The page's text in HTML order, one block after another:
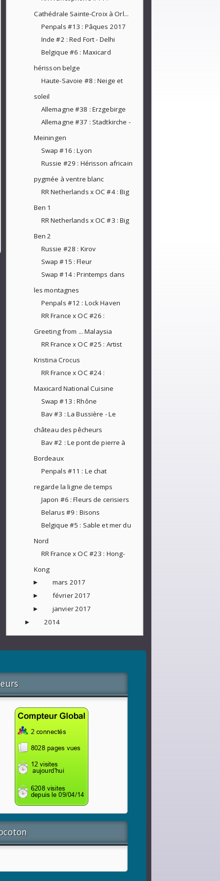
Cathédrale Sainte-Croix à Orl...
Penpals #13 : Pâques 2017
Inde #2 : Red Fort - Delhi
Belgique #6 : Maxicard
hérisson belge
Haute-Savoie #8 : Neige et
soleil
Allemagne #38 : Erzgebirge
Allemagne #37 : Stadtkirche -
Meiningen
Swap #16 : Lyon
Russie #29 : Hérisson africain
pygmée à ventre blanc
RR Netherlands x OC #4 : Big
Ben 1
RR Netherlands x OC #3 : Big
Ben 2
Russie #28 : Kirov
Swap #15 : Fleur
Swap #14 : Printemps dans
les montagnes
Penpals #12 : Lock Haven
RR France x OC #26 :
Greeting from ... Malaysia
RR France x OC #25 : Artist
Kristina Crocus
RR France x OC #24 :
Maxicard National Cuisine
Swap #13 : Rhône
Bav #3 : La Bussière - Le
château des pêcheurs
Bav #2 : Le pont de pierre à
Bordeaux
Penpals #11 : Le chat
regarde la ligne de temps
Japon #6 : Fleurs de cerisiers
Belarus #9 : Bisons
Belgique #5 : Sable et mer du
Nord
RR France x OC #23 : Hong-
Kong
► mars 2017
► février 2017
► janvier 2017
► 2014